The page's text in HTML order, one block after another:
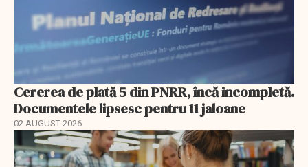
Cererea de plată 5 din PNRR, încă incompletă.
Documentele lipsesc pentru 11 jaloane
02 AUGUST 2026